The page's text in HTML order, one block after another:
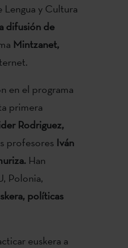
y Cultura
difusión de
Mintzanet,
en el programa
primera
Rodriguez,
profesoresIván
Han
Polonia,
políticas
euskera a